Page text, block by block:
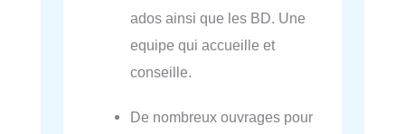
ados ainsi que les BD. Une
equipe qui accueille et
conseille.
De nombreux ouvrages pour